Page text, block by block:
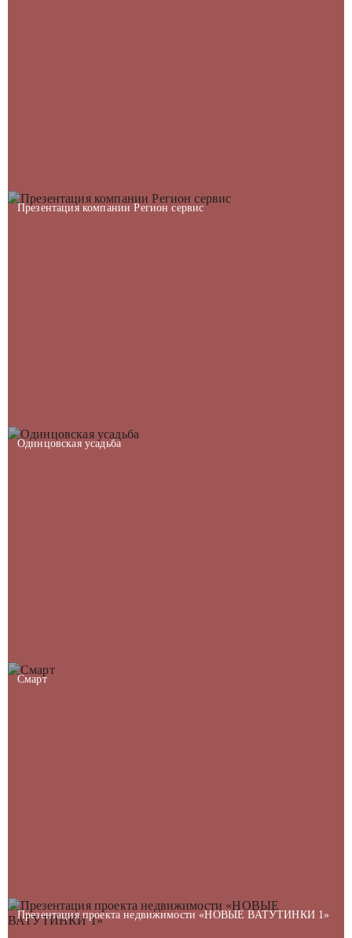
Презентация компании Регион сервис
Одинцовская усадьба
Смарт
Презентация проекта недвижимости «НОВЫЕ ВАТУТИНКИ 1»